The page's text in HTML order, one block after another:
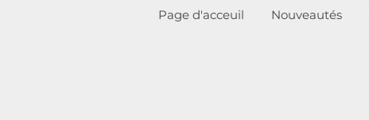
Page d'acceuil Nouveautés